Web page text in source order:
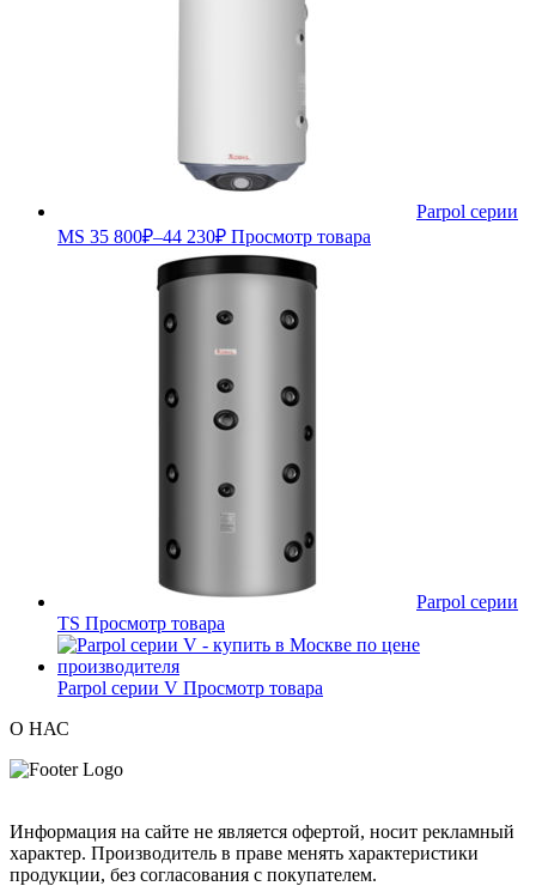
Parpol серии
МS 35 800₽–44 230₽ Просмотр товара
Parpol серии
TS Просмотр товара
Parpol серии V Просмотр товара
О НАС
Информация на сайте не является офертой, носит рекламный
характер. Производитель в праве менять характеристики
продукции, без согласования с покупателем.